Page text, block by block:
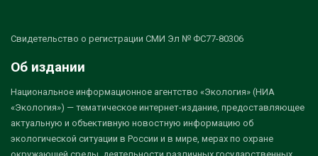
Свидетельство о регистрации СМИ Эл № ФС77-80306
Об издании
Национальное информационное агентство «Экология» (НИА
«Экология») — тематическое интернет-издание, предоставляющее
актуальную и объективную новостную информацию об
экологической ситуации в России и в мире, мерах по охране